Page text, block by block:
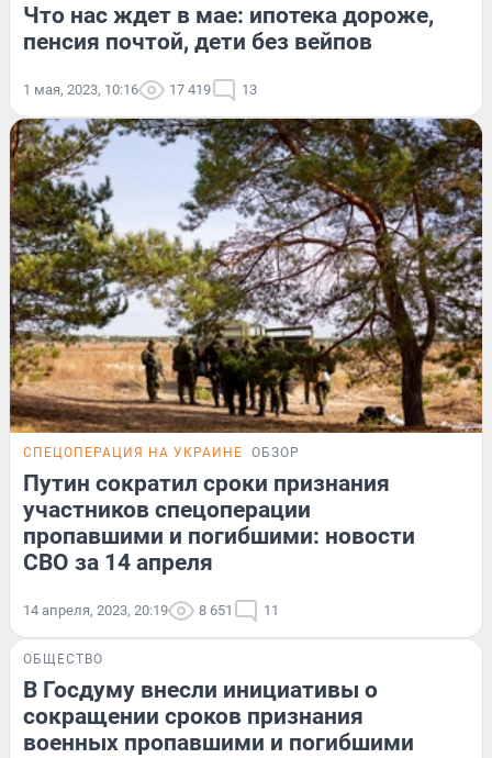
Что нас ждет в мае: ипотека дороже,
пенсия почтой, дети без вейпов
1 мая, 2023, 10:16 17 419 13
СПЕЦОПЕРАЦИЯ НА УКРАИНЕ ОБЗОР
Путин сократил сроки признания
участников спецоперации
пропавшими и погибшими: новости
СВО за 14 апреля
14 апреля, 2023, 20:19 8 651 11
ОБЩЕСТВО
В Госдуму внесли инициативы о
сокращении сроков признания
военных пропавшими и погибшими